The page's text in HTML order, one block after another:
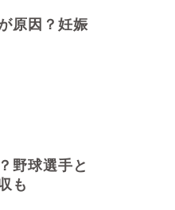
原因？妊娠
野球選手と
も